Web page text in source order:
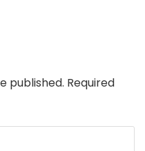
published. Required